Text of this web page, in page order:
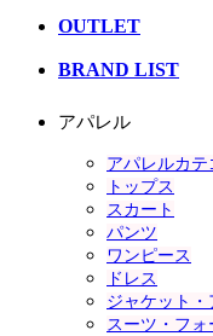
OUTLET
BRAND LIST
アパレル
アパレルカテ
トップス
スカート
パンツ
ワンピース
ドレス
ジャケット・
スーツ・フォ